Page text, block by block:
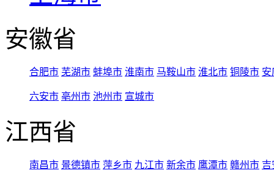
安徽省
合肥市 芜湖市 蚌埠市 淮南市 马鞍山市 淮北市 铜陵市 安
六安市 亳州市 池州市 宣城市
江西省
南昌市 景德镇市 萍乡市 九江市 新余市 鹰潭市 赣州市 吉